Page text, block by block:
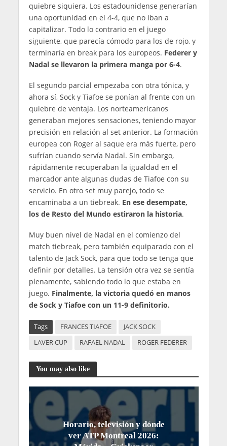
quiebre siquiera. Los estadounidense generarían
una oportunidad en el 4-4, que no iban a
capitalizar. Todo lo contrario en el juego
siguiente, que parecía cómodo para los de rojo, y
terminaría en break para los europeos. Federer y
Nadal se llevaron la primera manga por 6-4.
El segundo parcial empezaba con otra tónica, y
ahora sí, Sock y Tiafoe se ponían al frente con un
quiebre de ventaja. Los norteamericanos
generaban mejores sensaciones, teniendo mayor
precisión en relación al set anterior. La formación
europea con Roger al saque era más fuerte, pero
sufrían cuando servía Nadal. Sin embargo,
rápidamente recuperaban la igualdad en el
marcador ante algunas dudas de Tiafoe con su
servicio. En otro set muy parejo, todo se
encaminaba a un tiebreak. En ese desempate,
los de Resto del Mundo estiraron la historia.
Muy buen nivel de Nadal en el comienzo del
match tiebreak, pero también equiparado con el
talento de Jack Sock, para que todo se tenga que
definir por detalles. La tensión otra vez se sentía
plenamente, sabiendo todo lo que estaba en
juego. Finalmente, la victoria quedó en manos
de Sock y Tiafoe con un 11-9 definitorio.
Tags FRANCES TIAFOE
JACK SOCK
LAVER CUP
RAFAEL NADAL ROGER FEDERER
You may also like
Horario, televisión y dónde
ver ATP Montreal 2026: